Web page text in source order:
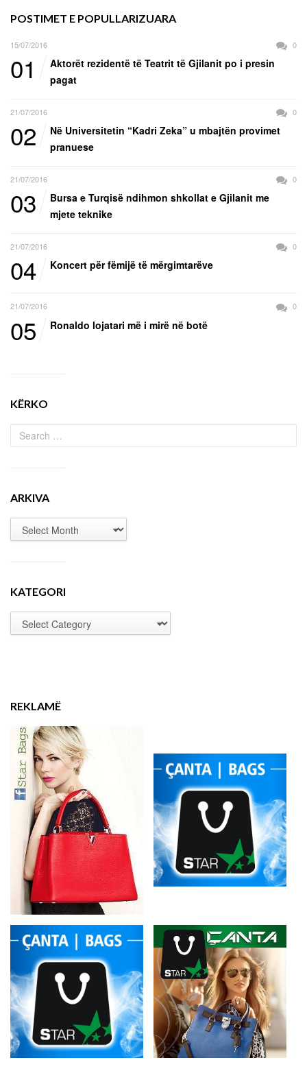
POSTIMET E POPULLARIZUARA
15/07/2016 0
01
Aktorët rezidentë të Teatrit të Gjilanit po i presin
pagat
21/07/2016 0
02
Në Universitetin “Kadri Zeka” u mbajtën provimet
pranuese
21/07/2016 0
03
Bursa e Turqisë ndihmon shkollat e Gjilanit me
mjete teknike
21/07/2016 0
04 Koncert për fëmijë të mërgimtarëve
21/07/2016 0
05 Ronaldo lojatari më i mirë në botë
KËRKO
ARKIVA
KATEGORI
REKLAMË